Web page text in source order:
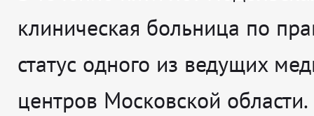
клиническая больница по
статус одного из ведущих
центров Московской